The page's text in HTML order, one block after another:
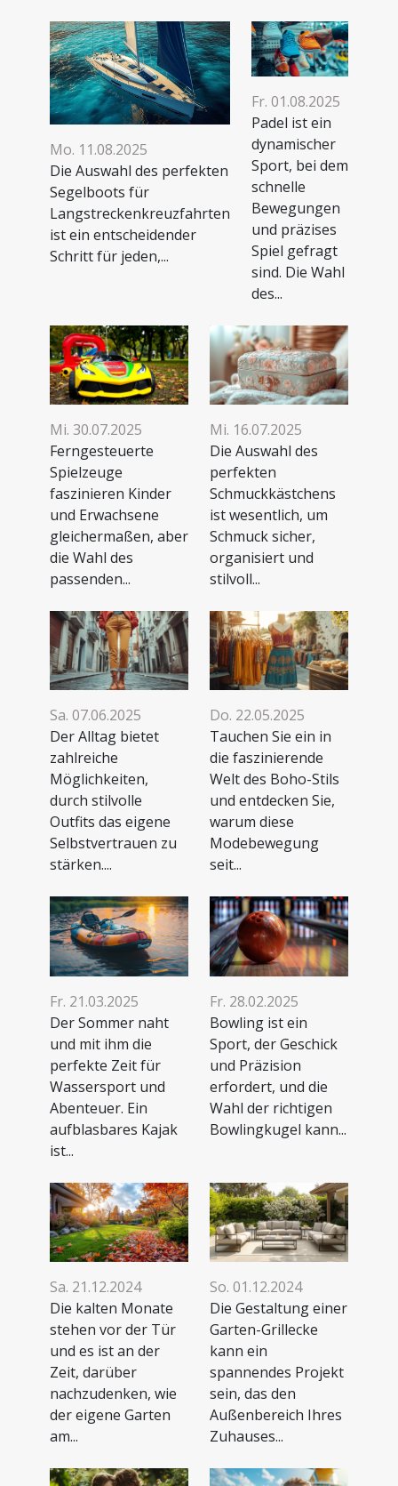
Mo. 11.08.2025
Die Auswahl des perfekten
Segelboots für
Langstreckenkreuzfahrten
ist ein entscheidender
Schritt für jeden,...
Fr. 01.08.2025
Padel ist ein
dynamischer
Sport, bei dem
schnelle
Bewegungen
und präzises
Spiel gefragt
sind. Die Wahl
des...
Mi. 30.07.2025
Ferngesteuerte
Spielzeuge
faszinieren Kinder
und Erwachsene
gleichermaßen, aber
die Wahl des
passenden...
Mi. 16.07.2025
Die Auswahl des
perfekten
Schmuckkästchens
ist wesentlich, um
Schmuck sicher,
organisiert und
stilvoll...
Sa. 07.06.2025
Der Alltag bietet
zahlreiche
Möglichkeiten,
durch stilvolle
Outfits das eigene
Selbstvertrauen zu
stärken....
Do. 22.05.2025
Tauchen Sie ein in
die faszinierende
Welt des Boho-Stils
und entdecken Sie,
warum diese
Modebewegung
seit...
Fr. 21.03.2025
Der Sommer naht
und mit ihm die
perfekte Zeit für
Wassersport und
Abenteuer. Ein
aufblasbares Kajak
ist...
Fr. 28.02.2025
Bowling ist ein
Sport, der Geschick
und Präzision
erfordert, und die
Wahl der richtigen
Bowlingkugel kann...
Sa. 21.12.2024
Die kalten Monate
stehen vor der Tür
und es ist an der
Zeit, darüber
nachzudenken, wie
der eigene Garten
am...
So. 01.12.2024
Die Gestaltung einer
Garten-Grillecke
kann ein
spannendes Projekt
sein, das den
Außenbereich Ihres
Zuhauses...